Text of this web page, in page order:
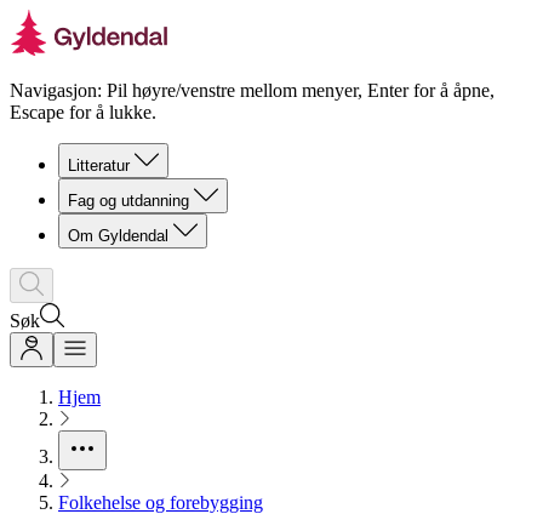
Navigasjon: Pil høyre/venstre mellom menyer, Enter for å åpne,
Escape for å lukke.
Litteratur
Fag og utdanning
Om Gyldendal
Søk
Hjem
Folkehelse og forebygging